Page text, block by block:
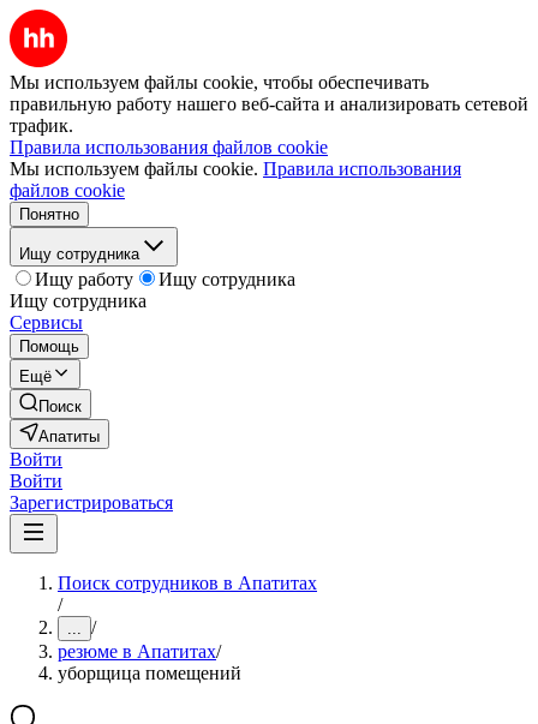
Мы используем файлы cookie, чтобы обеспечивать
правильную работу нашего веб-сайта и анализировать сетевой
трафик.
Правила использования файлов cookie
Мы используем файлы cookie. Правила использования
файлов cookie
Понятно
Ищу сотрудника
Ищу работу
Ищу сотрудника
Ищу сотрудника
Сервисы
Помощь
Ещё
Поиск
Апатиты
Войти
Войти
Зарегистрироваться
Поиск сотрудников в Апатитах
/
... /
резюме в Апатитах/
уборщица помещений